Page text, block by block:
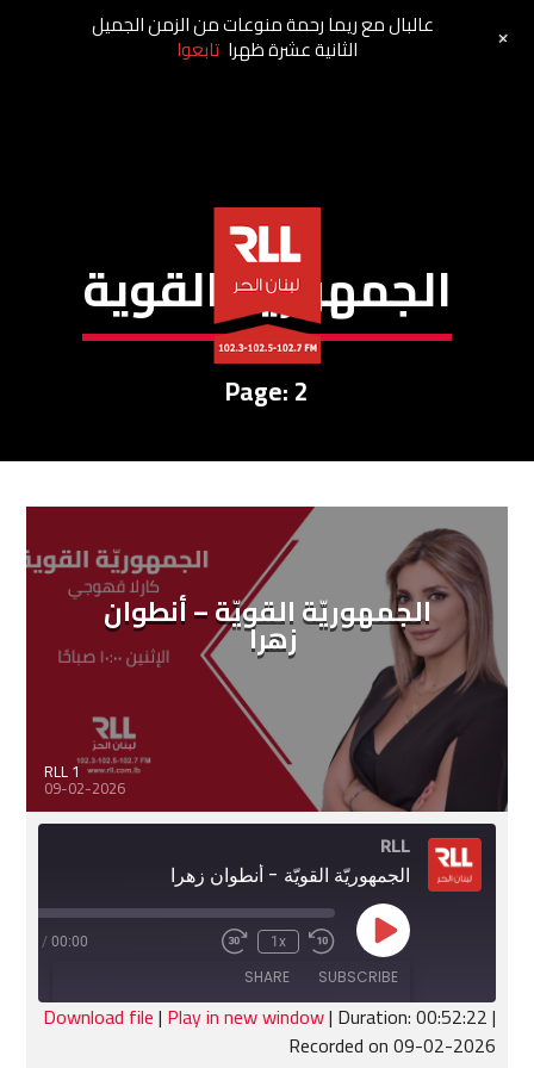
الجمهورية القوية
Page: 2
الجمهوريّة القويّة – أنطوان
زهرا
RLL 1
09-02-2026
RLL
الجمهوريّة القويّة - أنطوان زهرا
Play
Episode
Rewind
10
Seconds
1x
Fast
seconds
00:00
/
SUBSCRIBE
SHARE
SHARE
Download file| Play in new window| Duration: 00:52:22|
Recorded on 09-02-2026
عالبال مع ريما رحمة منوعات من الزمن الجميل
الثانية عشرة ظهرا تابعوا +